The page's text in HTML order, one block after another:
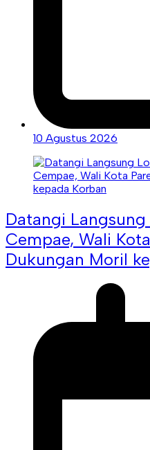
10 Agustus 2026
Datangi
Cempae, Wali
Dukungan Moril